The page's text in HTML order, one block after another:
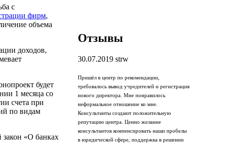
с
фирм,
объема
доходов,
будет
1 месяца со
счета при
по видам
«О банках
Отзывы
30.07.2019 strw
Пришёл в центр по рекомендации,
требовалось вывод учредителей и регистрация
нового директора. Мне понравилось
неформальное отношение ко мне.
Консультанты создают положительную
репутацию центра. Ценно желание
консультантов компенсировать наши пробелы
в юридической сфере, поддержка в решении